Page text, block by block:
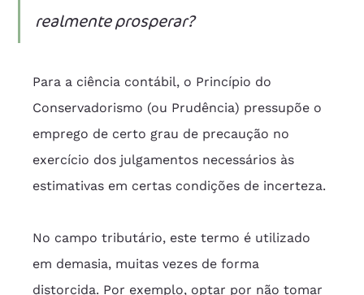
realmente prosperar?
Para a ciência contábil, o Princípio do
Conservadorismo (ou Prudência) pressupõe o
emprego de certo grau de precaução no
exercício dos julgamentos necessários às
estimativas em certas condições de incerteza.
No campo tributário, este termo é utilizado
em demasia, muitas vezes de forma
distorcida. Por exemplo, optar por não tomar